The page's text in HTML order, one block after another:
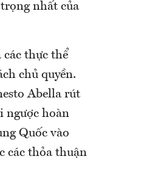
nhất của
thực thể
chủ quyền.
Abella rút
ngược hoàn
Quốc vào
các thỏa thuận